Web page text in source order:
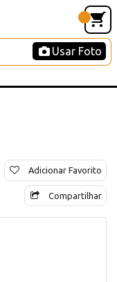
Usar Foto
Adicionar Favorito
Compartilhar